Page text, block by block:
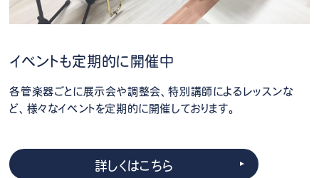
イベントも定期的に開催中
各管楽器ごとに展示会や調整会、特別講師によるレッスンな
ど、様々なイベントを定期的に開催しております。
詳しくはこちら